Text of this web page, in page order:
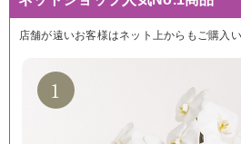
店舗が遠いお客様はネット上からもご購入い